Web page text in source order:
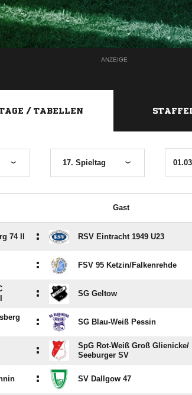
ANZEIGE
/ TABELLEN
17. Spieltag
Gast
74 II : RSV Eintracht 1949 U23
: FSV 95 Ketzin/​Falkenrehde
: SG Geltow
: SG Blau-Weiß Pessin
:
SpG Rot-Weiß Groß Glienicke/​
Seeburger SV
: SV Dallgow 47